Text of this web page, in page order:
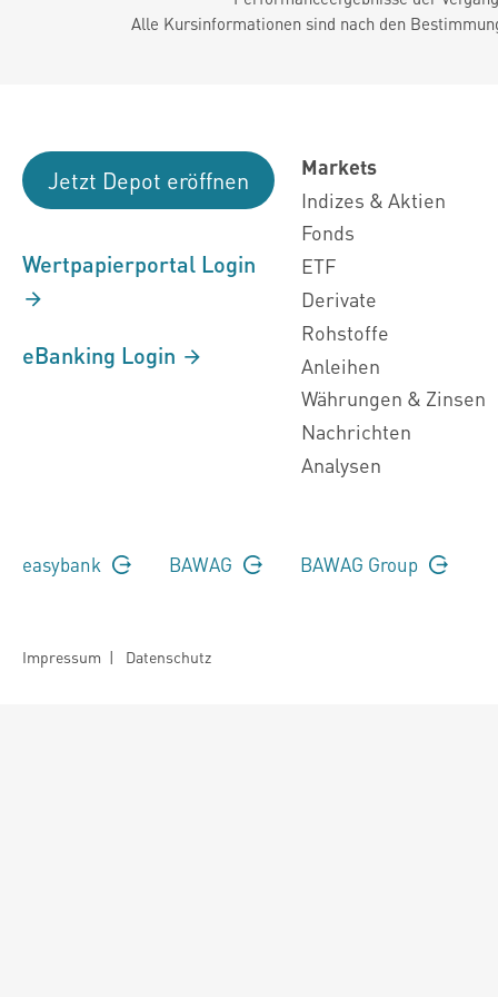
Alle Kursinformationen sind nach den
Jetzt Depot eröffnen
Wertpapierportal Login
eBanking Login
Markets
Indizes & Aktien
Fonds
ETF
Derivate
Rohstoffe
Anleihen
Währungen & Zinsen
Nachrichten
Analysen
easybank BAWAG BAWAG Group
Impressum | Datenschutz